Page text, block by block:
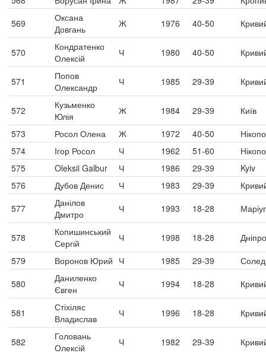
569
Оксана
Довгань
Ж 1976 40-50
570
Кондратенко
Олексій
Ч 1980 40-50
571
Попов
Олександр
Ч 1985 29-39
572
Кузьменко
Юлія
Ж 1984 29-39
Київ
573
Росол Олена Ж 1972 40-50
574
Ігор Росол Ч 1962 51-60
575
Oleksii Galbur Ч 1986 29-39
Kyiv
576
Дубов Денис Ч 1983 29-39
577
Данілов
Дмитро
Ч 1993 18-28
578
Копишинський
Сергій
Ч 1998 18-28
Дніпро
579
Воронов Юрий Ч 1985 29-39
580
Даниленко
Євген
Ч 1994 18-28
581
Стіхіляс
Владислав
Ч 1996 18-28
582
Головань
Олексій
Ч 1982 29-39